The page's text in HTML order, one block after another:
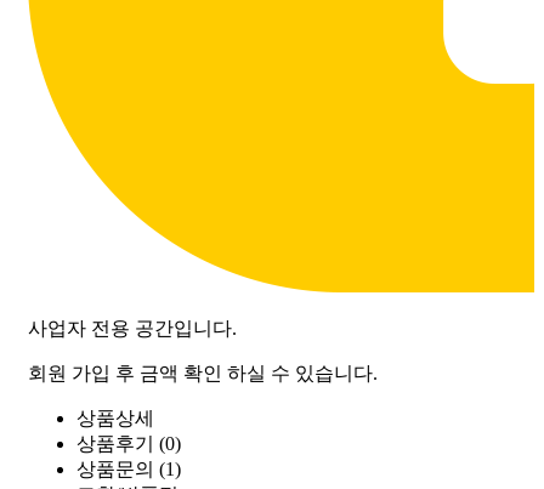
사업자 전용 공간입니다.
회원 가입 후 금액 확인 하실 수 있습니다.
상품상세
상품후기 (0)
상품문의 (1)